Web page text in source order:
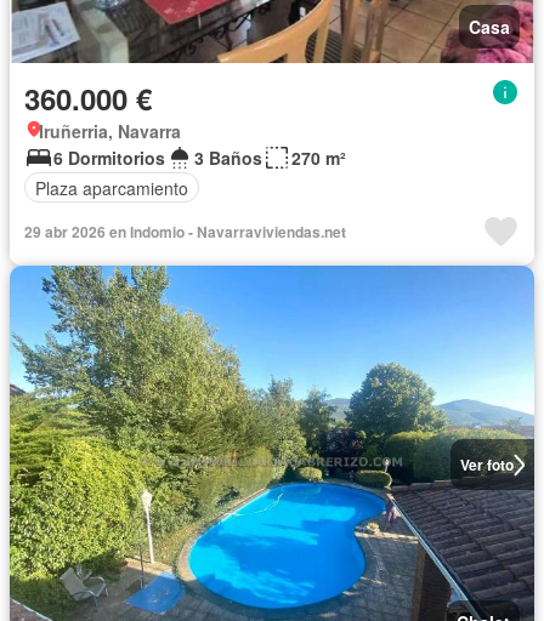
Casa
360.000 €
Iruñerria, Navarra
6 Dormitorios
3 Baños
270 m²
Plaza aparcamiento
29 abr 2026 en Indomio - Navarraviviendas.net
Ver foto